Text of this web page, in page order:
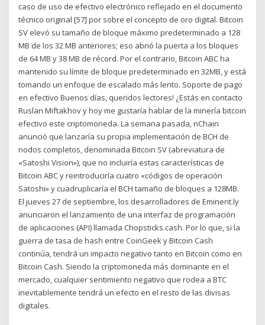
caso de uso de efectivo electrónico reflejado en el documento
técnico original [57] por sobre el concepto de oro digital. Bitcoin
SV elevó su tamaño de bloque máximo predeterminado a 128
MB de los 32 MB anteriores; eso abrió la puerta a los bloques
de 64 MB y 38 MB de récord. Por el contrario, Bitcoin ABC ha
mantenido su límite de bloque predeterminado en 32MB, y está
tomando un enfoque de escalado más lento. Soporte de pago
en efectivo Buenos días, queridos lectores! ¿Estás en contacto
Ruslan Miftakhov y hoy me gustaría hablar de la minería bitcoin
efectivo este criptomoneda. La semana pasada, nChain
anunció que lanzaría su propia implementación de BCH de
nodos completos, denominada Bitcoin SV (abreviatura de
«Satoshi Vision»), que no incluiría estas características de
Bitcoin ABC y reintroduciría cuatro «códigos de operación
Satoshi» y cuadruplicaría el BCH tamaño de bloques a 128MB.
El jueves 27 de septiembre, los desarrolladores de Eminent.ly
anunciaron el lanzamiento de una interfaz de programación
de aplicaciones (API) llamada Chopsticks.cash. Por lo que, si la
guerra de tasa de hash entre CoinGeek y Bitcoin Cash
continúa, tendrá un impacto negativo tanto en Bitcoin como en
Bitcoin Cash. Siendo la criptomoneda más dominante en el
mercado, cualquier sentimiento negativo que rodea a BTC
inevitablemente tendrá un efecto en el resto de las divisas
digitales.